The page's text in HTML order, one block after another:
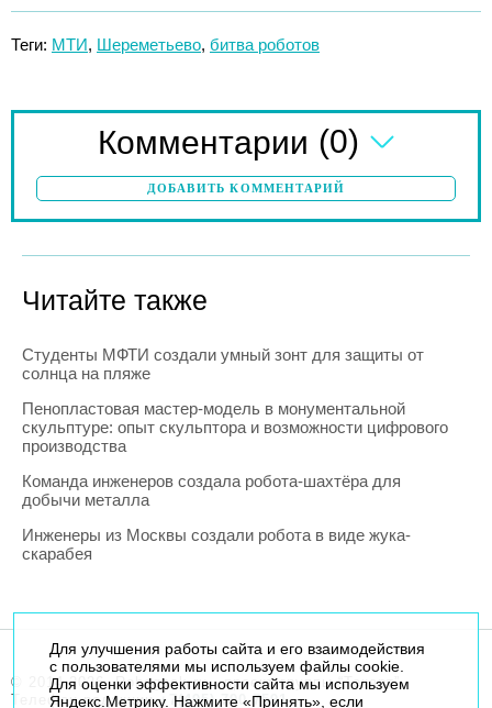
Теги: МТИ, Шереметьево, битва роботов
Комментарии (0)
ДОБАВИТЬ КОММЕНТАРИЙ
Читайте также
Студенты МФТИ создали умный зонт для защиты от
солнца на пляже
Пенопластовая мастер-модель в монументальной
скульптуре: опыт скульптора и возможности цифрового
производства
Команда инженеров создала робота-шахтёра для
добычи металла
Инженеры из Москвы создали робота в виде жука-
скарабея
© 2014-2026. Robogeek.ru - проект группы “Текарт”.
Телефон редакции+7(495) 790-7591
Для улучшения работы сайта и его взаимодействия
с пользователями мы используем файлы cookie.
Для оценки эффективности сайта мы используем
Яндекс.Метрику. Нажмите «Принять», если